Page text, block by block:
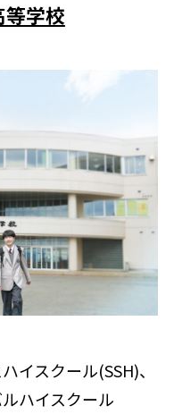
学校
イスクール(SSH)、
ハイスクール